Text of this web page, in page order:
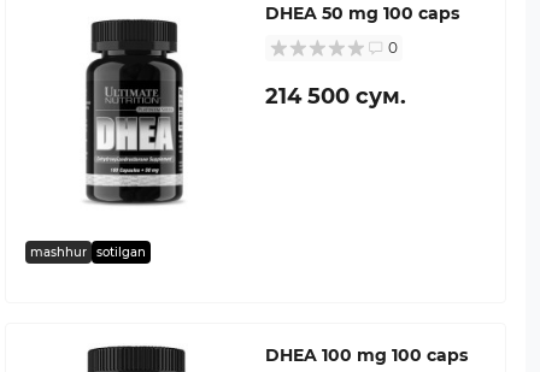
mashhur sotilgan
DHEA 50 mg 100 caps
0
214 500 сум.
DHEA 100 mg 100 caps